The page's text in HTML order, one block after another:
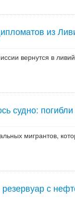
из
вернутся в
судно:
мигрантов,
с